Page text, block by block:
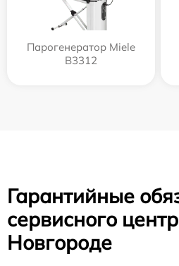
Парогенератор Miele
B3312
Гарантийные
сервисного
Новгороде